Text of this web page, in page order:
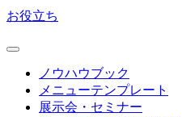
お役立ち
ノウハウブック
メニューテンプレート
展示会・セミナー